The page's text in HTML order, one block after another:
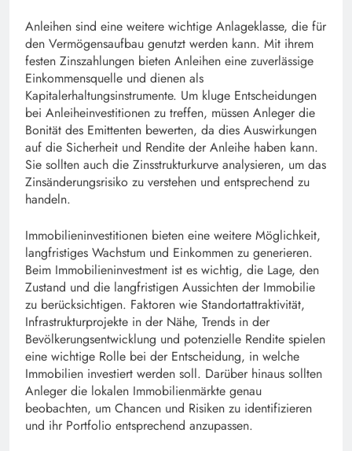
Anleihen sind eine weitere wichtige Anlageklasse, die für
den Vermögensaufbau genutzt werden kann. Mit ihrem
festen Zinszahlungen bieten Anleihen eine zuverlässige
Einkommensquelle und dienen als
Kapitalerhaltungsinstrumente. Um kluge Entscheidungen
bei Anleiheinvestitionen zu treffen, müssen Anleger die
Bonität des Emittenten bewerten, da dies Auswirkungen
auf die Sicherheit und Rendite der Anleihe haben kann.
Sie sollten auch die Zinsstrukturkurve analysieren, um das
Zinsänderungsrisiko zu verstehen und entsprechend zu
handeln.
Immobilieninvestitionen bieten eine weitere Möglichkeit,
langfristiges Wachstum und Einkommen zu generieren.
Beim Immobilieninvestment ist es wichtig, die Lage, den
Zustand und die langfristigen Aussichten der Immobilie
zu berücksichtigen. Faktoren wie Standortattraktivität,
Infrastrukturprojekte in der Nähe, Trends in der
Bevölkerungsentwicklung und potenzielle Rendite spielen
eine wichtige Rolle bei der Entscheidung, in welche
Immobilien investiert werden soll. Darüber hinaus sollten
Anleger die lokalen Immobilienmärkte genau
beobachten, um Chancen und Risiken zu identifizieren
und ihr Portfolio entsprechend anzupassen.